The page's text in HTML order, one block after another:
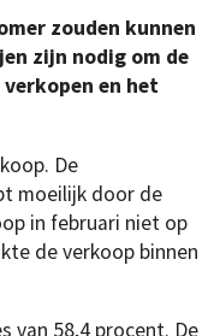
zouden kunnen
zijn nodig om de
en het
De
moeilijk door de
in februari niet op
de verkoop binnen
van 58,4 procent. De